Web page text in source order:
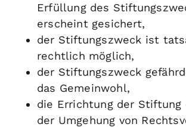
Erfüllung des
erscheint gesichert,
der Stiftungszweck ist
rechtlich möglich,
der Stiftungszweck
das Gemeinwohl,
die Errichtung der
der Umgehung von